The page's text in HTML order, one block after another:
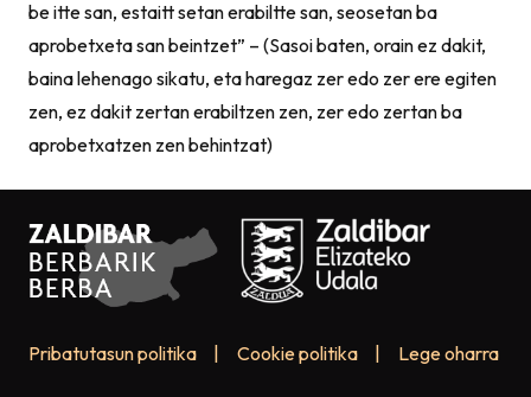
be itte san, estaitt setan erabiltte san, seosetan ba
aprobetxeta san beintzet” – (Sasoi baten, orain ez dakit,
baina lehenago sikatu, eta haregaz zer edo zer ere egiten
zen, ez dakit zertan erabiltzen zen, zer edo zertan ba
aprobetxatzen zen behintzat)
Pribatutasun politika Cookie politika Lege oharra